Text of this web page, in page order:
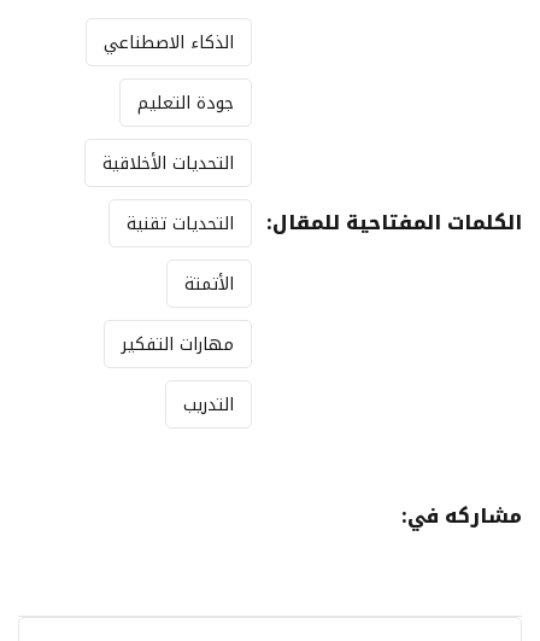
الكلمات المفتاحية للمقال:
الذكاء الاصطناعي
جودة التعليم
التحديات الأخلاقية
التحديات تقنية
الأتمتة
مهارات التفكير
التدريب
مشاركه في: